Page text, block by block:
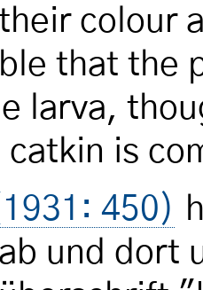
colour
that the
larva,
catkin is
450)
und dort